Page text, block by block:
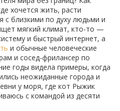
хочется жить, рaсти
близкими по духу людьми и
мягкий климат, кто-то —
и быстрый интернет, а
и обычные человеческие
и сосед-фрилансер по
годы видела примеры, когда
неожиданные города и
у моря, где кот Рыжик
с командой из десяти